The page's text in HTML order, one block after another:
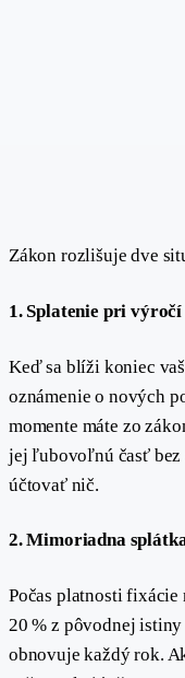
Zákon rozlišuje dve
1. Splatenie pri
Keď sa blíži koniec
oznámenie o nových
momente máte zo
jej ľubovoľnú časť bez
účtovať nič.
2. Mimoriadna
Počas platnosti fixácie
20 % z pôvodnej
obnovuje každý rok.